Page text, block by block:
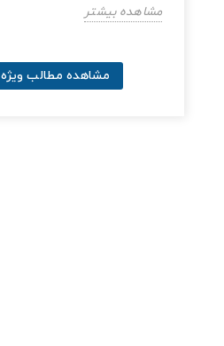
مشاهده بیشتر
مشاهده مطالب ویژه